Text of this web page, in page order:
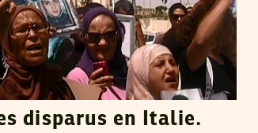
disparus en Italie.